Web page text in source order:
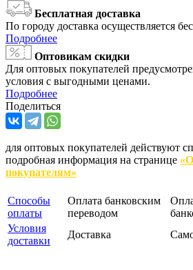
Бесплатная доставка
По городу доставка осуществляется
Подробнее
Оптовикам скидки
Для оптовых покупателей
условия с выгодными ценами.
Подробнее
Поделиться
для оптовых покупателей действуют
подробная информация на странице
покупателям»
Способы
оплаты
Оплата банковским
переводом
Условия
доставки
Доставка